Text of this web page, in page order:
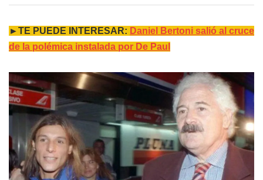
►TE PUEDE INTERESAR: Daniel Bertoni salió al cruce
de la polémica instalada por De Paul